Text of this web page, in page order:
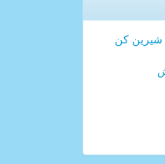
شیرین کن